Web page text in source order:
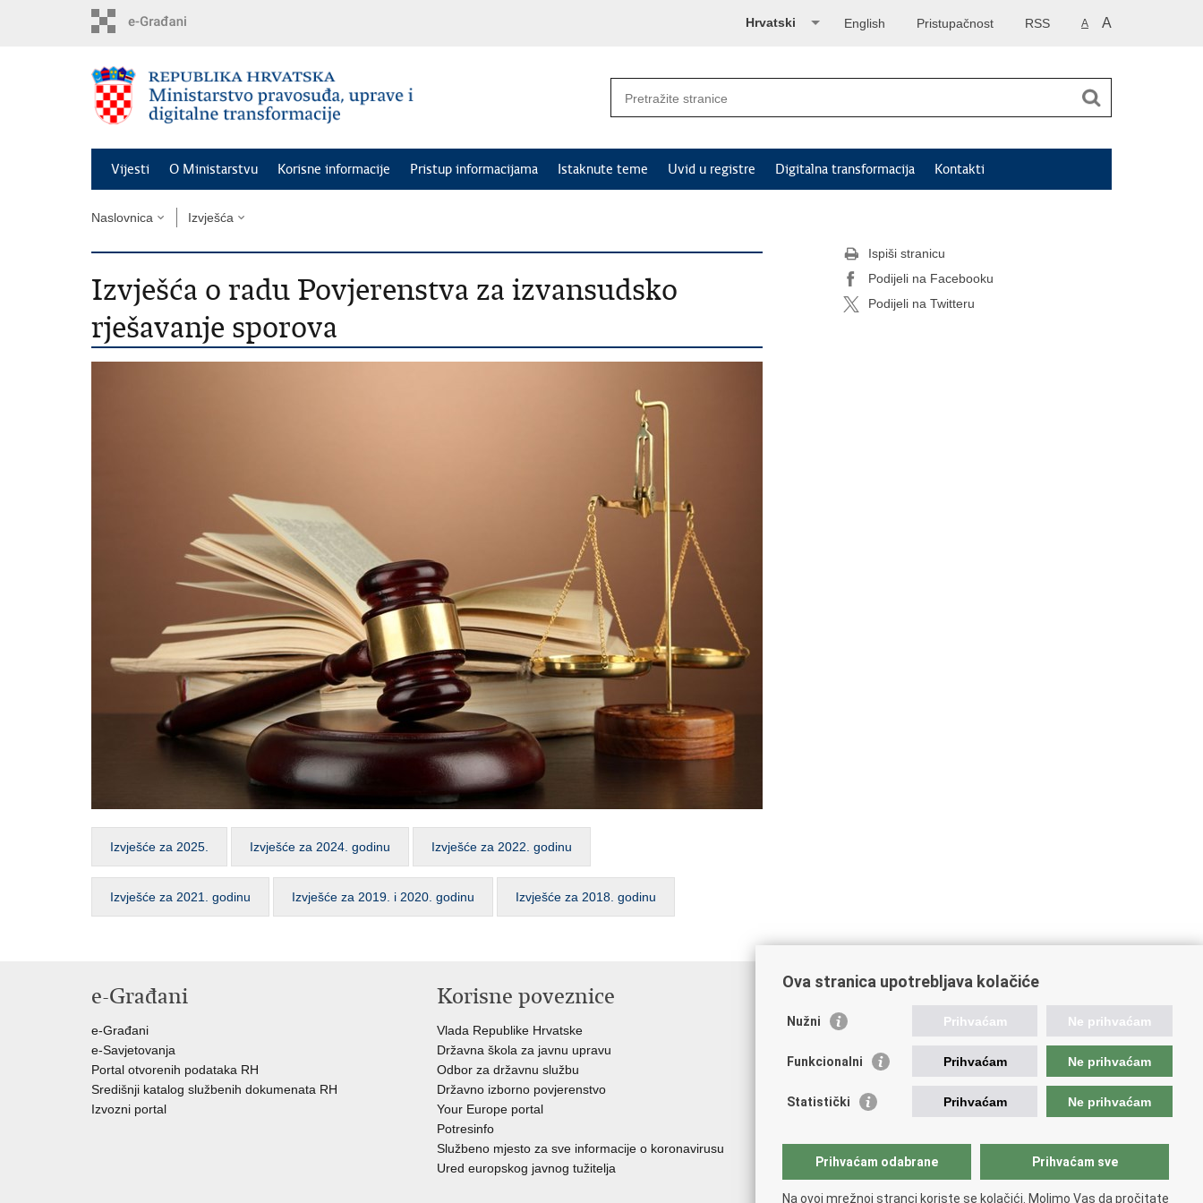
A A
RSS
Pristupačnost
English
Hrvatski
Vijesti O Ministarstvu Korisne informacije Pristup informacijama Istaknute teme Uvid u registre Digitalna transformacija Kontakti
Naslovnica Izvješća
Izvješća o radu Povjerenstva za izvansudsko
rješavanje sporova
Izvješće za 2025. Izvješće za 2024. godinu Izvješće za 2022. godinu
​Izvješće za 2021. godinu ​Izvješće za 2019. i 2020. godinu Izvješće za 2018. godinu
Ispiši stranicu
Podijeli na Facebooku
Podijeli na Twitteru
e-Građani
e-Građani
e-Savjetovanja
Portal otvorenih podataka RH
Središnji katalog službenih dokumenata RH
Izvozni portal
Korisne poveznice
Vlada Republike Hrvatske
Državna škola za javnu upravu
Odbor za državnu službu
Državno izborno povjerenstvo
Your Europe portal
Potresinfo
Službeno mjesto za sve informacije o koronavirusu
Ured europskog javnog tužitelja
Poveznice pravosudnog sustava
Portal sudova
Državno odvjetništvo
Ured za suzbijanje korupcije i organiziranog kriminaliteta
Državnoodvjetničko vijeće
Hrvatska odvjetnička komora
Hrvatska javnobilježnička komora
Ova stranica upotrebljava kolačiće
Nužni Prihvaćam Ne prihvaćam
Funkcionalni Prihvaćam Ne prihvaćam
Statistički Prihvaćam Ne prihvaćam
Prihvaćam odabrane Prihvaćam sve
Na ovoj mrežnoj stranci koriste se kolačići. Molimo Vas da pročitate